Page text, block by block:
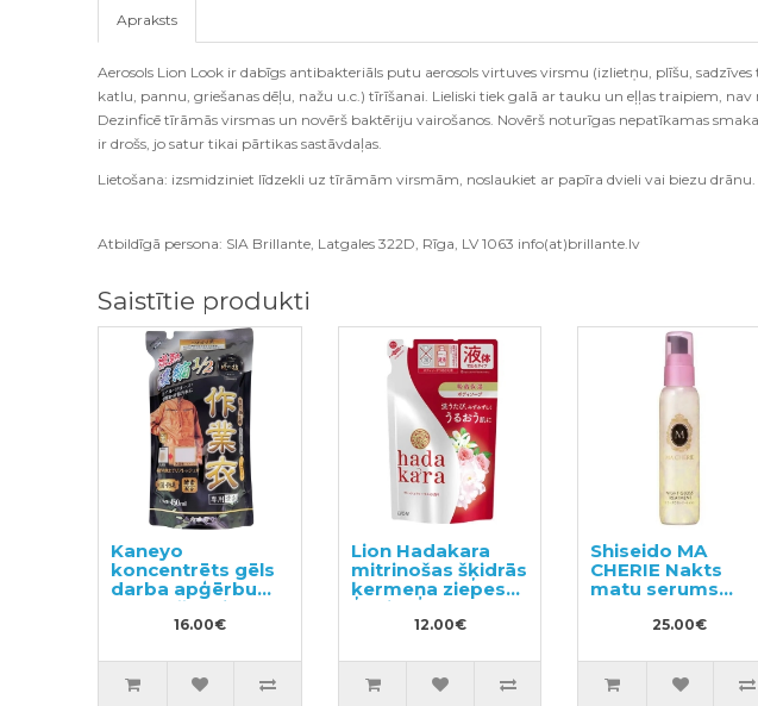
Apraksts
Aerosols Lion Look ir dabīgs antibakteriāls putu aerosols virtuves virsmu (izlietņu, plīšu,
katlu, pannu, griešanas dēļu, nažu u.c.) tīrīšanai. Lieliski tiek galā ar tauku un eļļas traipiem,
Dezinficē tīrāmās virsmas un novērš baktēriju vairošanos. Novērš noturīgas nepatīkamas
ir drošs, jo satur tikai pārtikas sastāvdaļas.
Lietošana: izsmidziniet līdzekli uz tīrāmām virsmām, noslaukiet ar papīra dvieli vai biezu drānu.
Atbildīgā persona: SIA Brillante, Latgales 322D, Rīga, LV 1063 info(at)brillante.lv
Saistītie produkti
Kaneyo
koncentrēts gēls
darba apģērbu
mazgāšanai
pildviela 450ml
16.00€
Lion Hadakara
mitrinošas šķidrās
ķermeņa ziepes
ar ziedu aromātu,
pildviela 360ml
12.00€
Shiseido MA
CHERIE Nakts
matu serums
25.00€